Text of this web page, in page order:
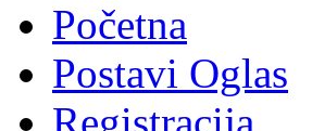
Početna
Postavi Oglas